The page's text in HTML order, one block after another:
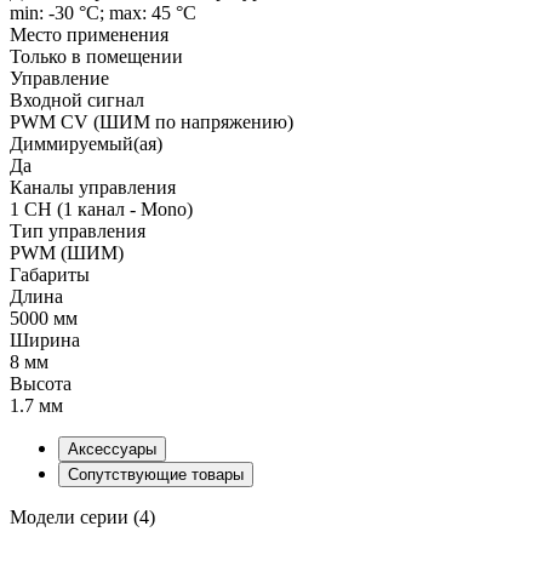
min: -30 °C; max: 45 °C
Место применения
Только в помещении
Управление
Входной сигнал
PWM СV (ШИМ по напряжению)
Диммируемый(ая)
Да
Каналы управления
1 CH (1 канал - Mono)
Тип управления
PWM (ШИМ)
Габариты
Длина
5000 мм
Ширина
8 мм
Высота
1.7 мм
Аксессуары
Сопутствующие товары
Модели серии (4)